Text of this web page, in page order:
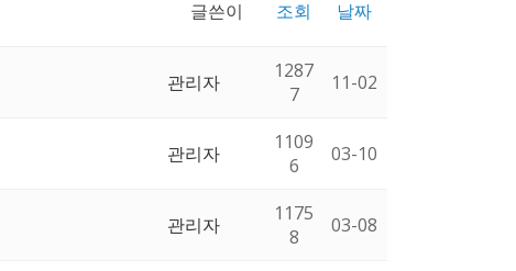
글쓴이 조회 날짜
관리자
1287
7
11-02
관리자
1109
6
03-10
관리자
1175
8
03-08